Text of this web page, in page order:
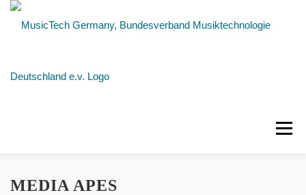
Zum
Inhalt
Menü
NEUIGKEITEN
MEDIA APES